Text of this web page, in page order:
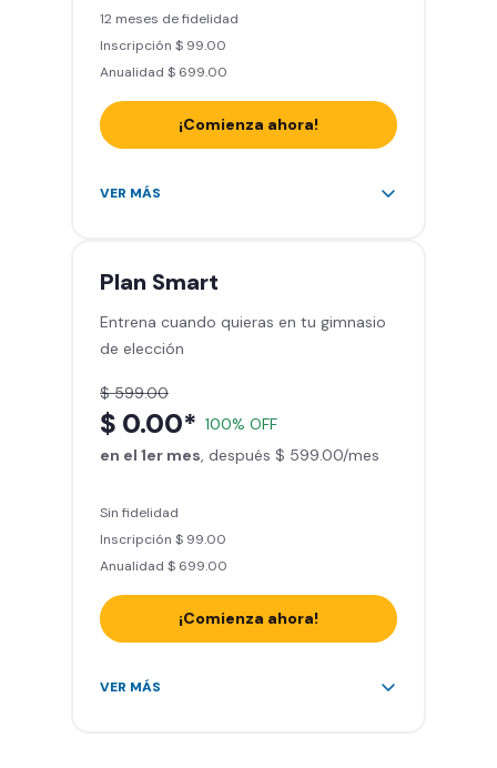
12 meses de fidelidad
Inscripción $ 99.00
Anualidad $ 699.00
¡Comienza ahora!
Acceso ilimitado a + 2.000
Sillones de masaje
Smart Fit App - Tu plan de
entrenamiento personalizado
Smart Fit GO (entrenamientos en
línea) en la app
Acceso a todas las áreas de peso
VER MÁS
Plan Smart
Entrena cuando quieras en tu gimnasio
de elección
$ 599.00
$ 0.00* 100% OFF
en el 1er mes , después $ 599.00/mes
Sin fidelidad
Inscripción $ 99.00
Anualidad $ 699.00
¡Comienza ahora!
Acceso ilimitado a + 2.000
VER MÁS